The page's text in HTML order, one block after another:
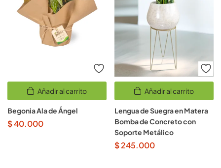
Añadir al carrito
Begonia Ala de Ángel
$40.000
Añadir al carrito
Lengua de Suegra en Matera
Bomba de Concreto con
Soporte Metálico
$245.000